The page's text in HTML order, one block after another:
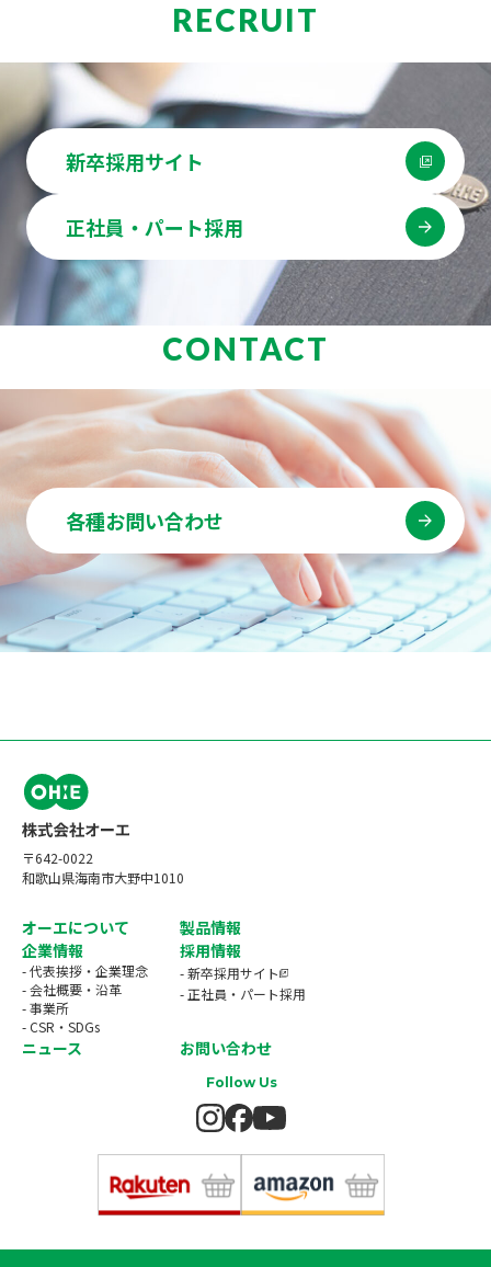
ジ
送
り
RECRUIT
新卒採用サイト
正社員・パート採用
CONTACT
各種お問い合わせ
〒642-0022
和歌山県海南市大野中1010
オーエについて
製品情報
企業情報
- 代表挨拶・企業理念
- 会社概要・沿革
- 事業所
- CSR・SDGs
採用情報
- 新卒採用サイト
- 正社員・パート採用
ニュース お問い合わせ
Follow Us